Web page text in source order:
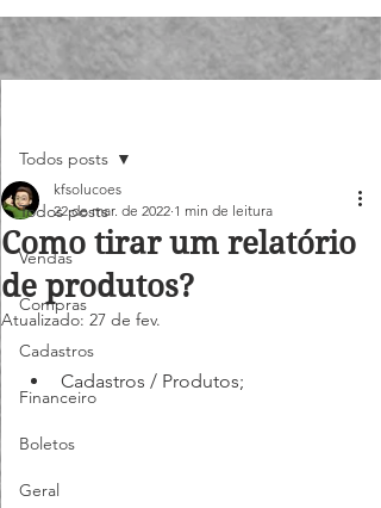
Todos posts
Vendas
Compras
Cadastros
Financeiro
Boletos
Geral
Todos posts
Como tirar um relatório
de produtos?
kfsolucoes
22 de mar. de 2022 1 min de leitura
Atualizado: 27 de fev.
Cadastros / Produtos;